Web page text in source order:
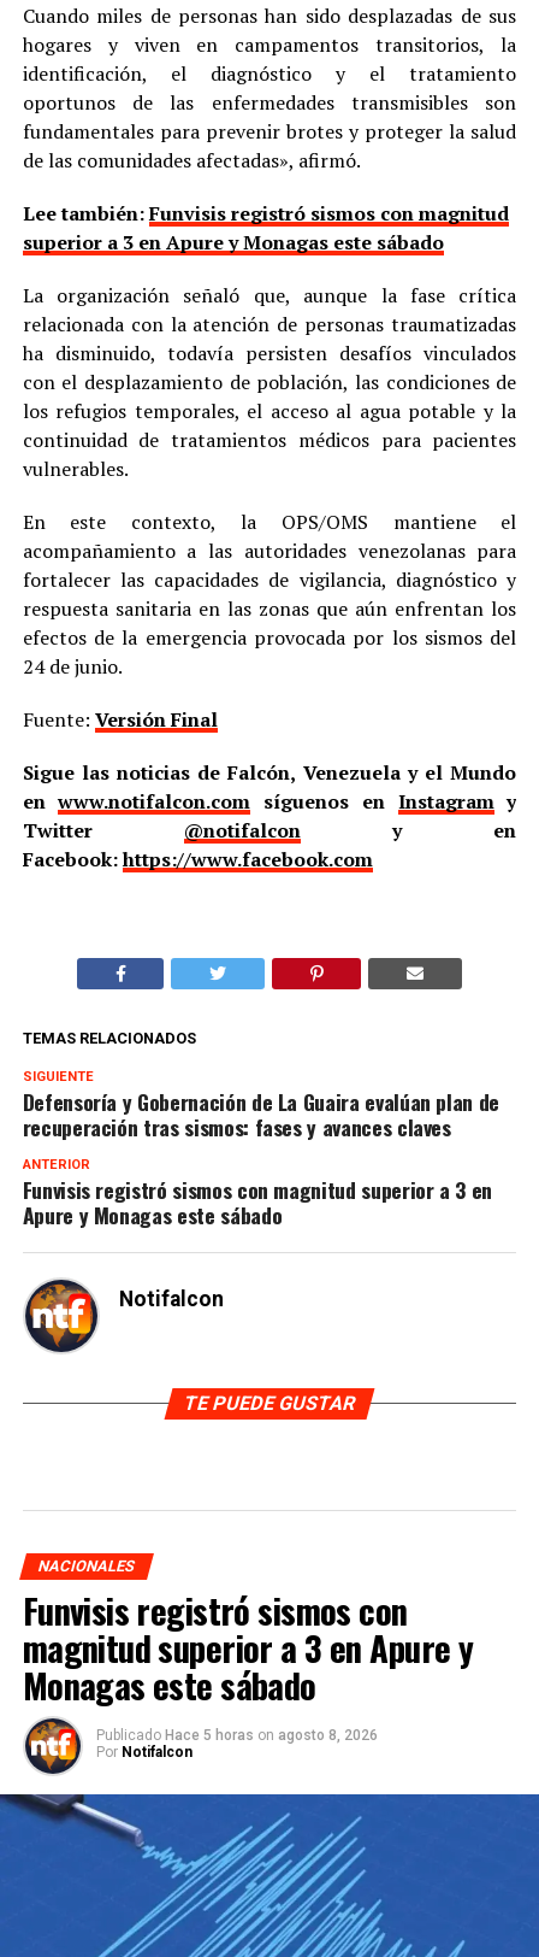
Cuando miles de personas han sido desplazadas de sus
hogares y viven en campamentos transitorios, la
identificación, el diagnóstico y el tratamiento
oportunos de las enfermedades transmisibles son
fundamentales para prevenir brotes y proteger la salud
de las comunidades afectadas», afirmó.
Lee también:Funvisis registró sismos con magnitud
superior a 3 en Apure y Monagas este sábado
La organización señaló que, aunque la fase crítica
relacionada con la atención de personas traumatizadas
ha disminuido, todavía persisten desafíos vinculados
con el desplazamiento de población, las condiciones de
los refugios temporales, el acceso al agua potable y la
continuidad de tratamientos médicos para pacientes
vulnerables.
En este contexto, la OPS/OMS mantiene el
acompañamiento a las autoridades venezolanas para
fortalecer las capacidades de vigilancia, diagnóstico y
respuesta sanitaria en las zonas que aún enfrentan los
efectos de la emergencia provocada por los sismos del
24 de junio.
Fuente: Versión Final
Sigue las noticias de Falcón, Venezuela y el Mundo
enwww.notifalcon.com síguenos en Instagramy
Twitter @notifalcony en
Facebook:https://www.facebook.com
TEMAS RELACIONADOS
SIGUIENTE
Defensoría y Gobernación de La Guaira evalúan plan de
recuperación tras sismos: fases y avances claves
ANTERIOR
Funvisis registró sismos con magnitud superior a 3 en
Apure y Monagas este sábado
Notifalcon
TE PUEDE GUSTAR
NACIONALES
Funvisis registró sismos con
magnitud superior a 3 en Apure y
Monagas este sábado
Publicado Hace 5 horas on agosto 8, 2026
Por Notifalcon